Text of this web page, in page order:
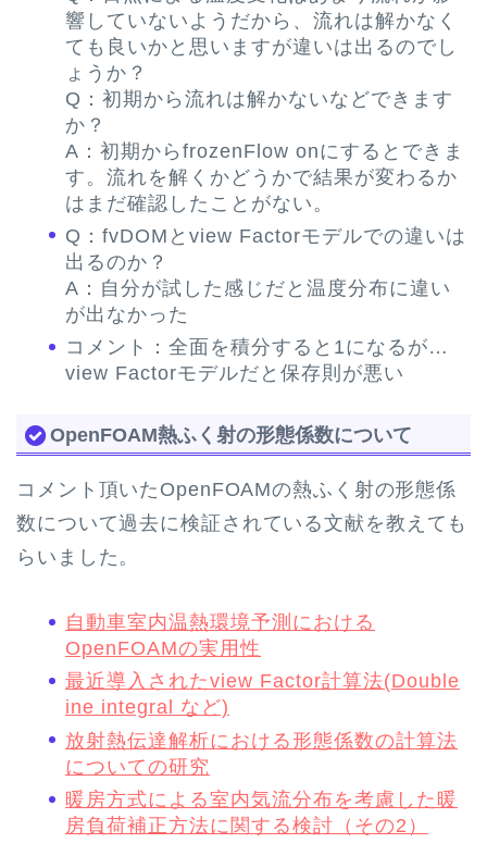
響していないようだから、流れは解かなく
ても良いかと思いますが違いは出るのでし
ょうか？
Q：初期から流れは解かないなどできます
か？
A：初期からfrozenFlow onにするとできま
す。流れを解くかどうかで結果が変わるか
はまだ確認したことがない。
Q：fvDOMとview Factorモデルでの違いは
出るのか？
A： 自分が試した感じだと温度分布に違い
が出なかった
コメント：全面を積分すると1になるが…
view Factorモデルだと保存則が悪い
OpenFOAM熱ふく射の形態係数について
コメント頂いたOpenFOAMの熱ふく射の形態係
数について過去に検証されている文献を教えても
らいました。
自動車室内温熱環境予測における
OpenFOAMの実用性
最近導入されたview Factor計算法(Double
ine integral など)
放射熱伝達解析における形態係数の計算法
についての研究
暖房方式による室内気流分布を考慮した暖
房負荷補正方法に関する検討（その2）